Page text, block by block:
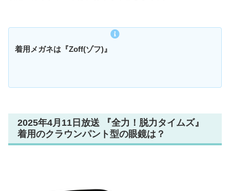
着用メガネは『Zoff(ゾフ)』
2025年4月11日放送 『全力！脱力タイムズ』
着用のクラウンパント型の眼鏡は？